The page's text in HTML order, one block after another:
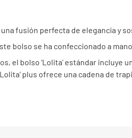
fusión perfecta de elegancia y
bolso se ha confeccionado a
el bolso ‘Lolita’ estándar incluye
plus ofrece una cadena de